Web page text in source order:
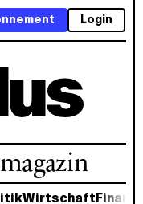
Login
Wirtschaft